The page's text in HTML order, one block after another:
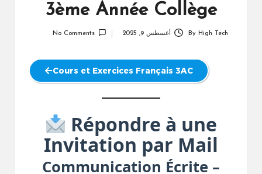
3ème Année Collège
ByHigh Tech أغسطس 9, 2025 No Comments
Cours et Exercices Français 3AC
Répondre à une
Invitation par Mail
Communication Écrite –